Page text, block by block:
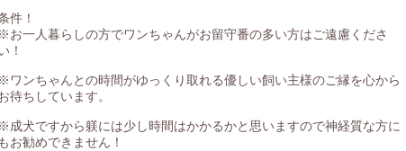
件！
※お一人暮らしの方でワンちゃんがお留守番の多い方はご遠慮くださ
！
※ワンちゃんとの時間がゆっくり取れる優しい飼い主様のご縁を心から
待ちしています。
※成犬ですから躾には少し時間はかかるかと思いますので神経質な方に
もお勧めできません！